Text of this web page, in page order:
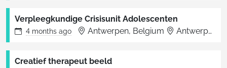
Verpleegkundige Crisisunit Adolescenten
4 months ago Antwerpen, Belgium Antwerpen
Creatief therapeut beeld